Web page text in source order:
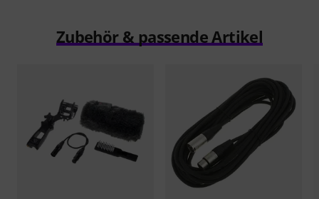
Zubehör & passende Artikel